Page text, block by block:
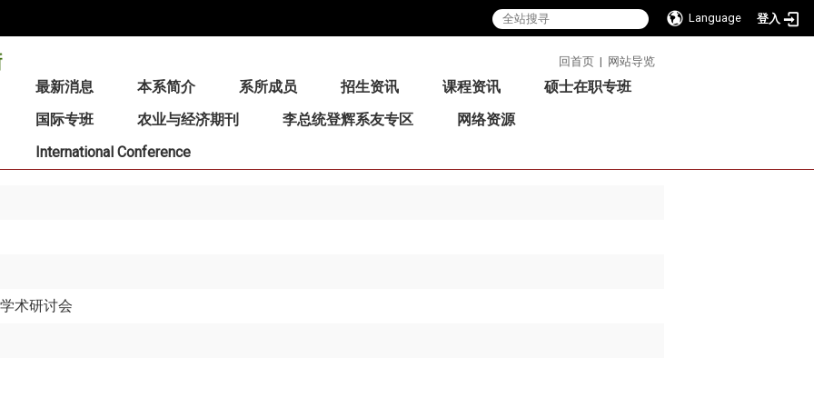
Language 登入
回首页 | 网站导览
最新消息 本系简介 系所成员 招生资讯 课程资讯
硕士在职专班
国际专班
农业与经济期刊 李总统登辉系友专区
网络资源
International Conference
术研讨会